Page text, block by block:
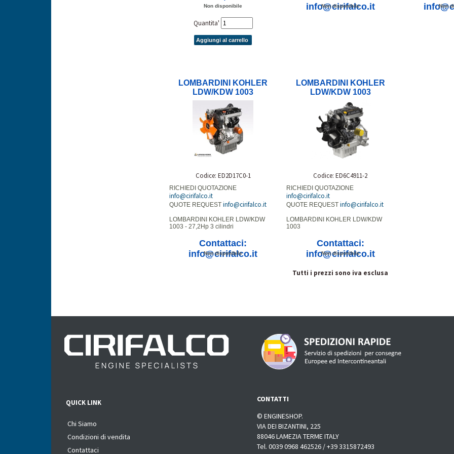
Non disponibile
Quantita'
Aggiungi al carrello
info@cirifalco.it
Non disponibile Non
LOMBARDINI KOHLER
LDW/KDW 1003
Codice: ED2D17C0-1
RICHIEDI QUOTAZIONE
info@cirifalco.it
QUOTE REQUEST info@cirifalco.it
LOMBARDINI KOHLER LDW/KDW
1003 - 27,2Hp 3 cilindri
Contattaci:
info@cirifalco.it
Non disponibile
LOMBARDINI KOHLER
LDW/KDW 1003
Codice: ED6C4911-2
RICHIEDI QUOTAZIONE
info@cirifalco.it
QUOTE REQUESTinfo@cirifalco.it
LOMBARDINI KOHLER LDW/KDW
1003
Contattaci:
info@cirifalco.it
Non disponibile
Tutti i prezzi sono iva esclusa
QUICK LINK
Chi Siamo
Condizioni di vendita
Contattaci
CONTATTI
© ENGINESHOP.
VIA DEI BIZANTINI, 225
88046 LAMEZIA TERME ITALY
Tel. 0039 0968 462526 / +39 3315872493